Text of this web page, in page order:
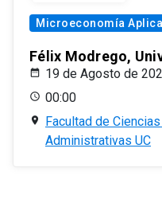
Microeconomía
Félix Modrego,
19 de Agosto de
00:00
Facultad de
Administrativas UC